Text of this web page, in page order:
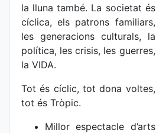
la lluna també. La societat és
cíclica, els patrons familiars,
les generacions culturals, la
política, les crisis, les guerres,
la VIDA.
Tot és cíclic, tot dona voltes,
tot és Tròpic.
Millor espectacle d’arts